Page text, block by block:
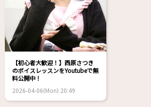
【初心者大歓迎！】西原さつき
のボイスレッスンをYoutubeで無
料公開中！
2026-04-06(Mon) 20:49